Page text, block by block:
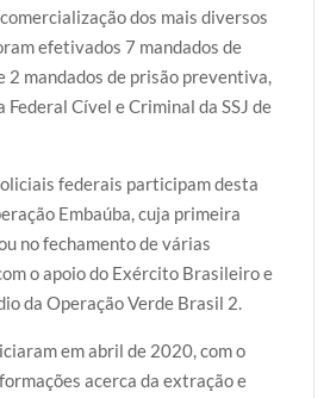
dos mais diversos
efetivados 7 mandados de
2 mandados de prisão preventiva,
Federal Cível e Criminal da SSJ de
federais participam desta
Embaúba, cuja primeira
no fechamento de várias
o apoio do Exército Brasileiro e
da Operação Verde Brasil 2.
em abril de 2020, com o
acerca da extração e